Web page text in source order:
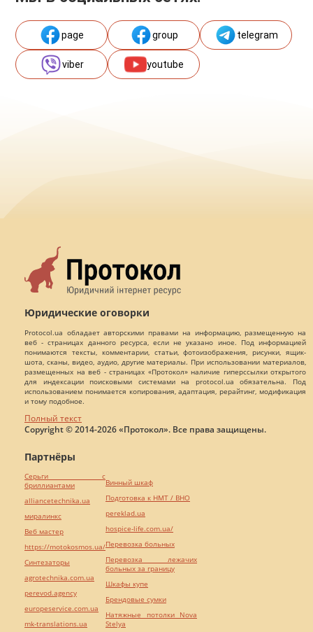
page group telegram
viber youtube
Юридические оговорки
Protocol.ua обладает авторскими правами на информацию, размещенную на
веб - страницах данного ресурса, если не указано иное. Под информацией
понимаются тексты, комментарии, статьи, фотоизображения, рисунки, ящик-
шота, сканы, видео, аудио, другие материалы. При использовании материалов,
размещенных на веб - страницах «Протокол» наличие гиперссылки открытого
для индексации поисковыми системами на protocol.ua обязательна. Под
использованием понимается копирования, адаптация, рерайтинг, модификация
и тому подобное.
Полный текст
Copyright © 2014-2026 «Протокол». Все права защищены.
Партнёры
Серьги с
бриллиантами
alliancetechnika.ua
миралинкс
Веб мастер
https://motokosmos.ua/
Синтезаторы
agrotechnika.com.ua
perevod.agency
europeservice.com.ua
mk-translations.ua
Винный шкаф
Подготовка к НМТ / ВНО
pereklad.ua
hospice-life.com.ua/
Перевозка больных
Перевозка лежачих
больных за границу
Шкафы купе
Брендовые сумки
Натяжные потолки Nova
Stelya